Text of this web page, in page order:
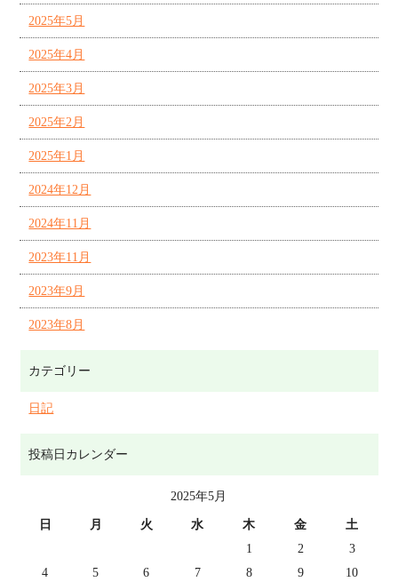
2025年5月
2025年4月
2025年3月
2025年2月
2025年1月
2024年12月
2024年11月
2023年11月
2023年9月
2023年8月
カテゴリー
日記
投稿日カレンダー
2025年5月
日 月 火 水 木 金
土
1
2
3
4
5 6 7 8 9 10